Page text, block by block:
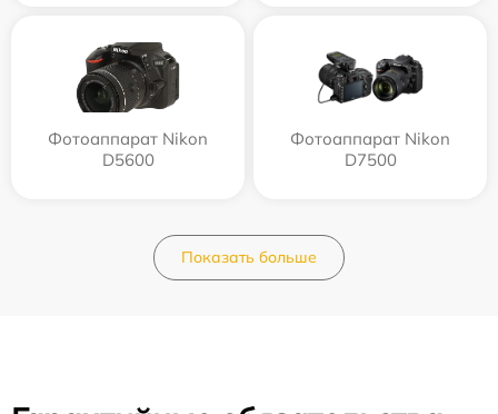
Фотоаппарат Nikon
D5600
Фотоаппарат Nikon
D7500
Показать больше